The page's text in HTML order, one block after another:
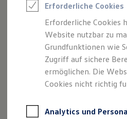
Elektroauto Leasing
Kleinwagen-
Leasing ohne
Finanzierung
Autokredit mit
Versicherungen und
Kfz-Versicherung
Garantien
Professional Class
Der Polo
Kompakt, wendig und
Entdecken Sie den Polo.
Erforderliche Cookies
Erforderliche Cookies
Website nutzbar zu
Grundfunktionen wie
Zugriff auf sichere
ermöglichen. Die
Cookies nicht richtig
Analytics und